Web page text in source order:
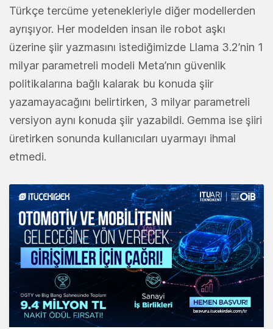
Türkçe tercüme yetenekleriyle diğer modellerden
ayrışıyor. Her modelden insan ile robot aşkı
üzerine şiir yazmasını istediğimizde Llama 3.2’nin 1
milyar parametreli modeli Meta’nın güvenlik
politikalarına bağlı kalarak bu konuda şiir
yazamayacağını belirtirken, 3 milyar parametreli
versiyon aynı konuda şiir yazabildi. Gemma ise şiiri
üretirken sonunda kullanıcıları uyarmayı ihmal
etmedi.